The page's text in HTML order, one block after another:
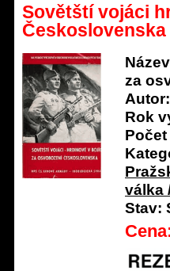
Sovětští vojáci
Československa
za
Autor:
Rok
válka
Stav: